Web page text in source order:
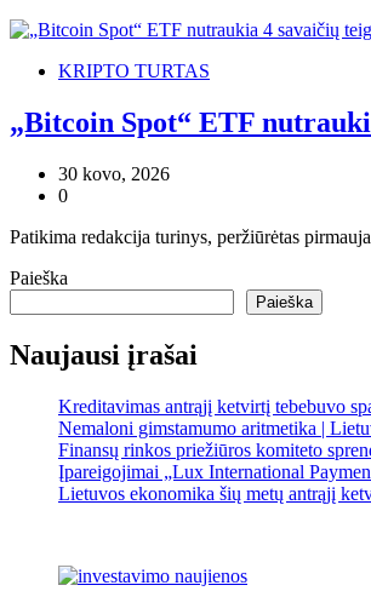
KRIPTO TURTAS
„Bitcoin Spot“ ETF
30 kovo, 2026
0
Patikima redakcija turinys, peržiūrėtas
Paieška
Paieška
Naujausi įrašai
Kreditavimas antrąjį ketvirtį tebebuvo
Nemaloni gimstamumo aritmetika |
Finansų rinkos priežiūros komiteto
Įpareigojimai „Lux International
Lietuvos ekonomika šių metų antrąjį